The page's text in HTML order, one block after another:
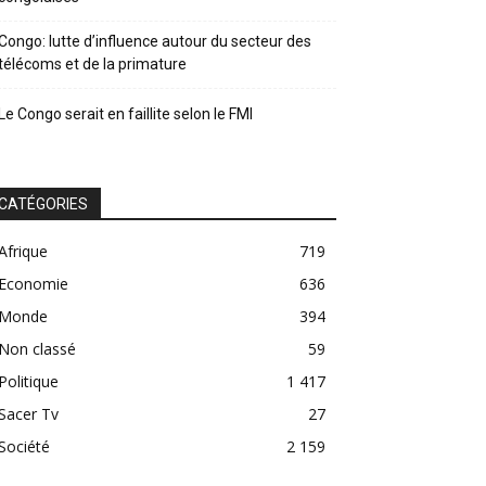
lutte d’influence autour du secteur des
et de la primature
Congo serait en faillite selon le FMI
719
636
394
classé
59
1 417
Tv
27
2 159